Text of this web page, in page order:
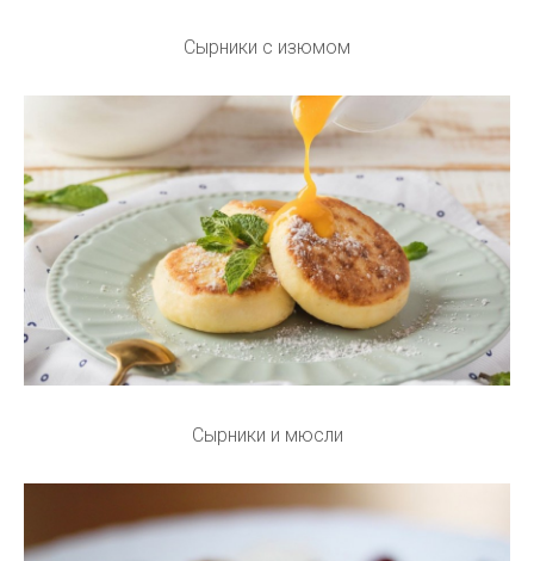
Сырники с изюмом
Сырники и мюсли